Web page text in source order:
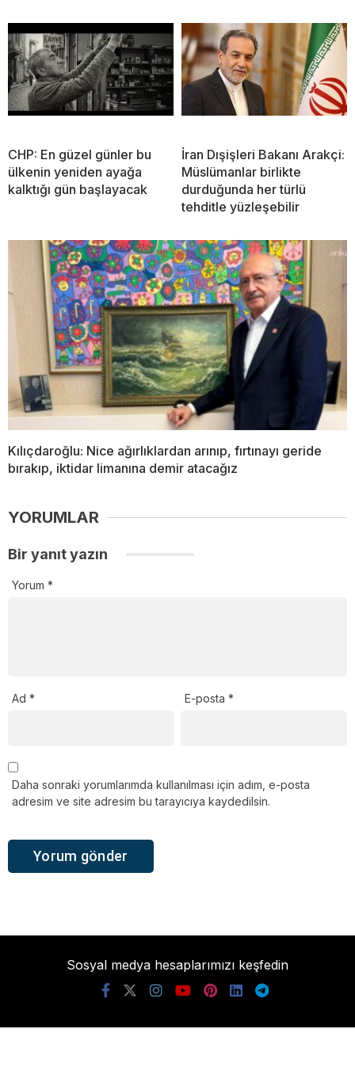
CHP: En güzel günler bu
ülkenin yeniden ayağa
kalktığı gün başlayacak
İran Dışişleri Bakanı Arakçi:
Müslümanlar birlikte
durduğunda her türlü
tehditle yüzleşebilir
Kılıçdaroğlu: Nice ağırlıklardan arınıp, fırtınayı geride
bırakıp, iktidar limanına demir atacağız
YORUMLAR
Bir yanıt yazın
Yorum *
Ad * E-posta*
Daha sonraki yorumlarımda kullanılması için adım, e-posta
adresim ve site adresim bu tarayıcıya kaydedilsin.
Sosyal medya hesaplarımızı keşfedin